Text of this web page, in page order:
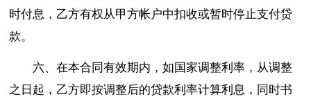
时付息，乙方有权从甲方帐户中扣收或暂时停止支付贷
款。
六、在本合同有效期内，如国家调整利率，从调整
之日起，乙方即按调整后的贷款利率计算利息，同时书